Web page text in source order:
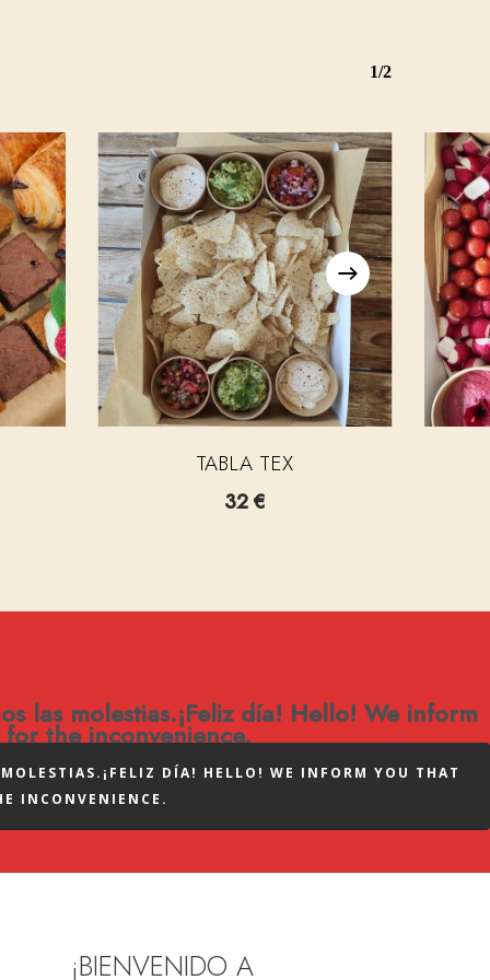
1/2
TABLA TEX
32€
las molestias.¡Feliz día! Hello! We inform
the inconvenience.
DÍA! HELLO! WE INFORM YOU THAT
INCONVENIENCE.
¡BIENVENIDO A